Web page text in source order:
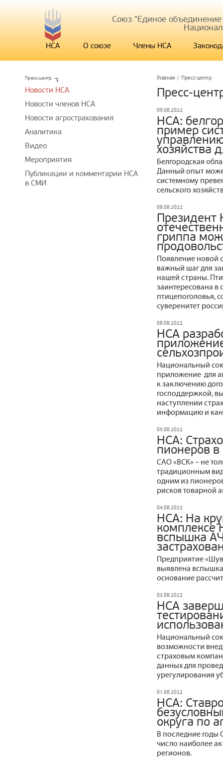
Союз "Единое
НСА О союзе Члены НСА
Главная | Пресс-центр
Пресс-
09.08.2022
НСА:
пример
хозяйства
Белгородская
Данный опыт
системному
сельского
08.08.2022
Президент
гриппа
Появление новой
важный шаг для
нашей страны.
заинтересована в
птицепоголовья,
суверенитет
08.08.2022
НСА
Национальный
приложение для
к заключению
господдержкой,
наступлении
информацию и
05.08.2022
НСА:
пионеров в
САО «ВСК» – не
традиционным
одним из
рисков товарной
04.08.2022
НСА: На
комплексе
вспышка
Предприятие
выявлена
основание
03.08.2022
НСА
Национальный
возможности
страховым
данных для
урегулирования
01.08.2022
НСА:
округа по
В последние годы
число наиболее
регионов.
Пресс-центр
Новости НСА
Новости членов НСА
Новости агрострахования
Аналитика
Видео
Мероприятия
Публикации и комментарии НСА
в СМИ